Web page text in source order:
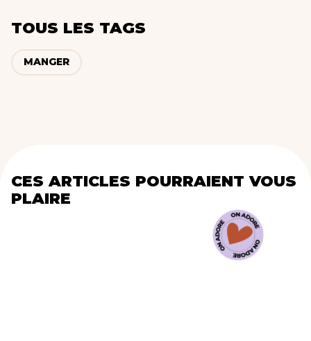
TOUS LES TAGS
MANGER
CES ARTICLES POURRAIENT VOUS
PLAIRE